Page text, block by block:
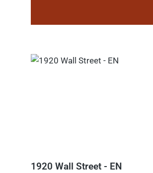
1920 Wall Street - EN